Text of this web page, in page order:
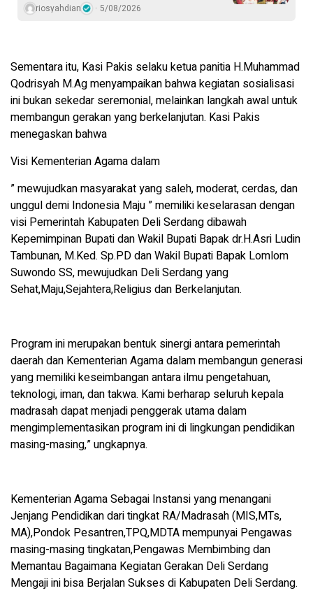
riosyahdian 5/08/2026
Sementara itu, Kasi Pakis selaku ketua panitia H.Muhammad
Qodrisyah M.Ag menyampaikan bahwa kegiatan sosialisasi
ini bukan sekedar seremonial, melainkan langkah awal untuk
membangun gerakan yang berkelanjutan. Kasi Pakis
menegaskan bahwa
Visi Kementerian Agama dalam
” mewujudkan masyarakat yang saleh, moderat, cerdas, dan
unggul demi Indonesia Maju ” ​​memiliki keselarasan dengan
visi Pemerintah Kabupaten Deli Serdang dibawah
Kepemimpinan Bupati dan Wakil Bupati Bapak dr.H.Asri Ludin
Tambunan, M.Ked. Sp.PD dan Wakil Bupati Bapak Lomlom
Suwondo SS, mewujudkan Deli Serdang yang
Sehat,Maju,Sejahtera,Religius dan Berkelanjutan.
Program ini merupakan bentuk sinergi antara pemerintah
daerah dan Kementerian Agama dalam membangun generasi
yang memiliki keseimbangan antara ilmu pengetahuan,
teknologi, iman, dan takwa. Kami berharap seluruh kepala
madrasah dapat menjadi penggerak utama dalam
mengimplementasikan program ini di lingkungan pendidikan
masing-masing,” ungkapnya.
Kementerian Agama Sebagai Instansi yang menangani
Jenjang Pendidikan dari tingkat RA/Madrasah (MIS,MTs,
MA),Pondok Pesantren,TPQ,MDTA mempunyai Pengawas
masing-masing tingkatan,Pengawas Membimbing dan
Memantau Bagaimana Kegiatan Gerakan Deli Serdang
Mengaji ini bisa Berjalan Sukses di Kabupaten Deli Serdang.